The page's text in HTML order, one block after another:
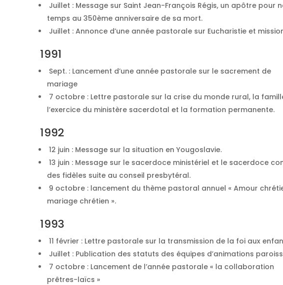
Juillet : Message sur Saint Jean-François Régis, un apôtre pour
temps au 350ème anniversaire de sa mort.
Juillet : Annonce d’une année pastorale sur Eucharistie et
1991
Sept. : Lancement d’une année pastorale sur le sacrement de
mariage
7 octobre : Lettre pastorale sur la crise du monde rural, la
l’exercice du ministère sacerdotal et la formation permanente.
1992
12 juin : Message sur la situation en Yougoslavie.
13 juin : Message sur le sacerdoce ministériel et le sacerdoce
des fidèles suite au conseil presbytéral.
9 octobre : lancement du thème pastoral annuel « Amour
mariage chrétien ».
1993
11 février : Lettre pastorale sur la transmission de la foi aux
Juillet : Publication des statuts des équipes d’animations
7 octobre : Lancement de l’année pastorale « la collaboration
prêtres-laïcs »